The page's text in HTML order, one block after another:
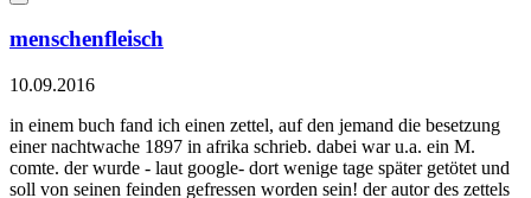
menschenfleisch
10.09.2016
in einem buch fand ich einen zettel, auf den jemand die besetzung
einer nachtwache 1897 in afrika schrieb. dabei war u.a. ein M.
comte. der wurde - laut google- dort wenige tage später getötet und
soll von seinen feinden gefressen worden sein! der autor des zettels